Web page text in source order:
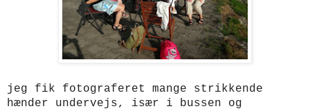
jeg fik fotograferet mange strikkende
hænder undervejs, især i bussen og